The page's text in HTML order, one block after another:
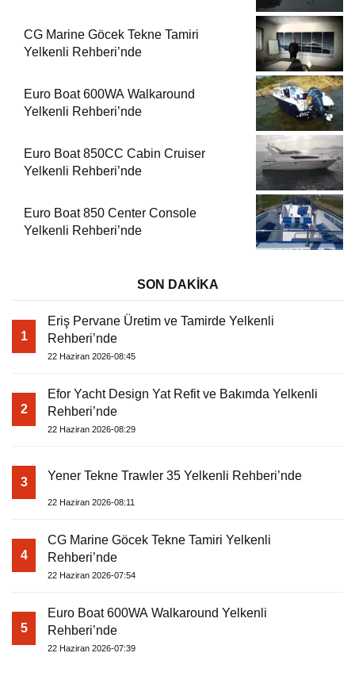
CG Marine Göcek Tekne Tamiri
Yelkenli Rehberi’nde
Euro Boat 600WA Walkaround
Yelkenli Rehberi’nde
Euro Boat 850CC Cabin Cruiser
Yelkenli Rehberi’nde
Euro Boat 850 Center Console
Yelkenli Rehberi’nde
SON DAKİKA
1
Eriş Pervane Üretim ve Tamirde Yelkenli
Rehberi’nde
22 Haziran 2026-08:45
2
Efor Yacht Design Yat Refit ve Bakımda Yelkenli
Rehberi’nde
22 Haziran 2026-08:29
3 Yener Tekne Trawler 35 Yelkenli Rehberi’nde
22 Haziran 2026-08:11
4
CG Marine Göcek Tekne Tamiri Yelkenli
Rehberi’nde
22 Haziran 2026-07:54
5
Euro Boat 600WA Walkaround Yelkenli
Rehberi’nde
22 Haziran 2026-07:39